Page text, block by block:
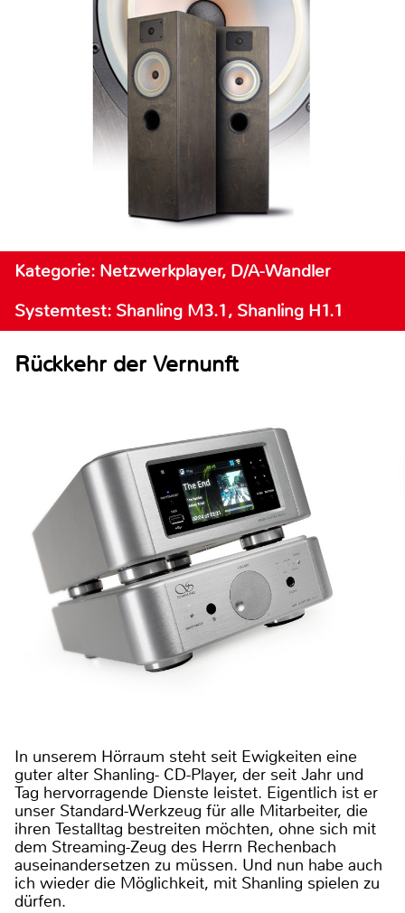
Kategorie: Netzwerkplayer, D/A-Wandler
Systemtest: Shanling M3.1, Shanling H1.1
Rückkehr der Vernunft
In unserem Hörraum steht seit Ewigkeiten eine
guter alter Shanling- CD-Player, der seit Jahr und
Tag hervorragende Dienste leistet. Eigentlich ist er
unser Standard-Werkzeug für alle Mitarbeiter, die
ihren Testalltag bestreiten möchten, ohne sich mit
dem Streaming-Zeug des Herrn Rechenbach
auseinandersetzen zu müssen. Und nun habe auch
ich wieder die Möglichkeit, mit Shanling spielen zu
dürfen.